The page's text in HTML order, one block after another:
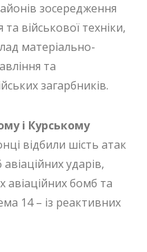
зосередження
військової техніки,
матеріально-
та
загарбників.
і Курському
відбили шість атак
ударів,
авіаційних бомб та
14 – із реактивних